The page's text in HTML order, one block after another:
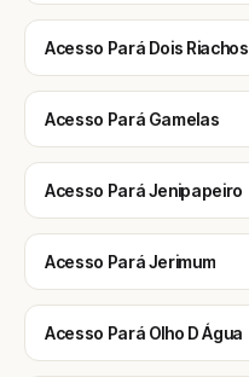
Acesso Pará Dois Riachos
Acesso Pará Gamelas
Acesso Pará Jenipapeiro
Acesso Pará Jerimum
Acesso Pará Olho D Água